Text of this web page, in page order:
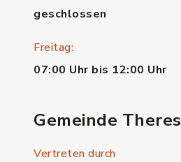
geschlossen
Freitag:
07:00 Uhr bis 12:00 Uhr
Gemeinde Theres
Vertreten durch